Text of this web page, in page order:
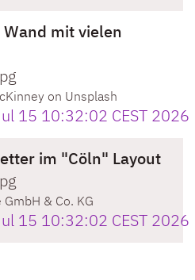
mit vielen
on Unsplash
15 10:32:02 CEST 2026
im "Cöln" Layout
& Co. KG
15 10:32:02 CEST 2026